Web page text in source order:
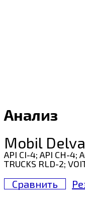
Анализ
Mobil
API CI-4; API CH-4;
TRUCKS RLD-2;
Сравнить